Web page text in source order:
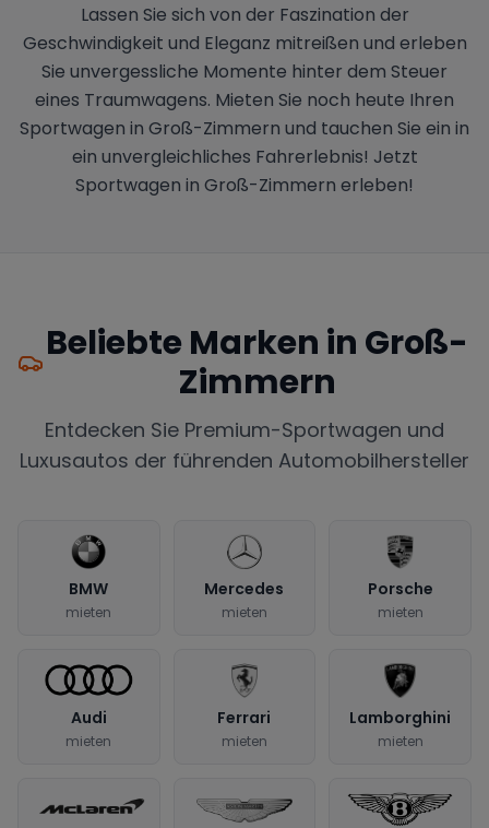
Lassen Sie sich von der Faszination der
Geschwindigkeit und Eleganz mitreißen und erleben
Sie unvergessliche Momente hinter dem Steuer
eines Traumwagens. Mieten Sie noch heute Ihren
Sportwagen in Groß-Zimmern und tauchen Sie ein in
ein unvergleichliches Fahrerlebnis! Jetzt
Sportwagen in Groß-Zimmern erleben!
Beliebte Marken in Groß-
Zimmern
Entdecken Sie Premium-Sportwagen und
Luxusautos der führenden Automobilhersteller
BMW
mieten
Mercedes
mieten
Porsche
mieten
Audi
mieten
Ferrari
mieten
Lamborghini
mieten